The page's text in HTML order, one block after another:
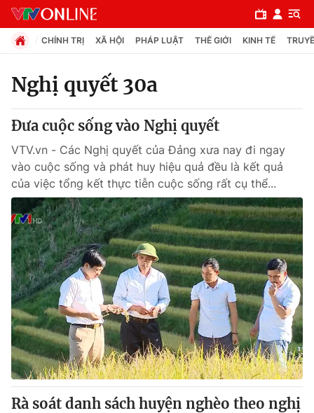
Chuyên mục
Xã hội
Pháp luật
Y tế
Thế giới
Tin tức
Thế giới đó đây
Câu chuyện quốc tế
Kinh tế
Tài chính
Thị trường
Dữ liệu và đời sống
CHÍNH TRỊ XÃ HỘI PHÁP LUẬT THẾ GIỚI KINH TẾ
Nghị quyết 30a
Đưa cuộc sống vào Nghị quyết
VTV.vn - Các Nghị quyết của Đảng xưa nay đi ngay
vào cuộc sống và phát huy hiệu quả đều là kết quả
của việc tổng kết thực tiễn cuộc sống rất cụ thể...
Rà soát danh sách huyện nghèo theo nghị